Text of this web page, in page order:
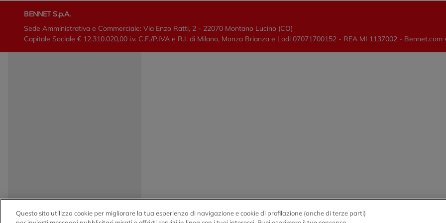
BENNET S.p.A.
Sede Amministrativa e Commerciale: Via Enzo Ratti, 2 - 22070 Montano Lucino (CO)
Capitale Sociale € 12.310.020,00 i.v. C.F./P.IVA e R.I. di Milano, Monza Brianza e Lodi 07071700152 - REA MI 1137002 -
Questo sito utilizza cookie per migliorare la tua esperienza di navigazione e cookie di profilazione (anche di terze parti)